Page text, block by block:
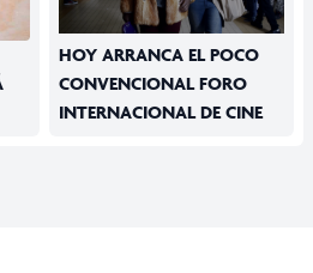
HOY ARRANCA EL POCO
CONVENCIONAL FORO
INTERNACIONAL DE CINE